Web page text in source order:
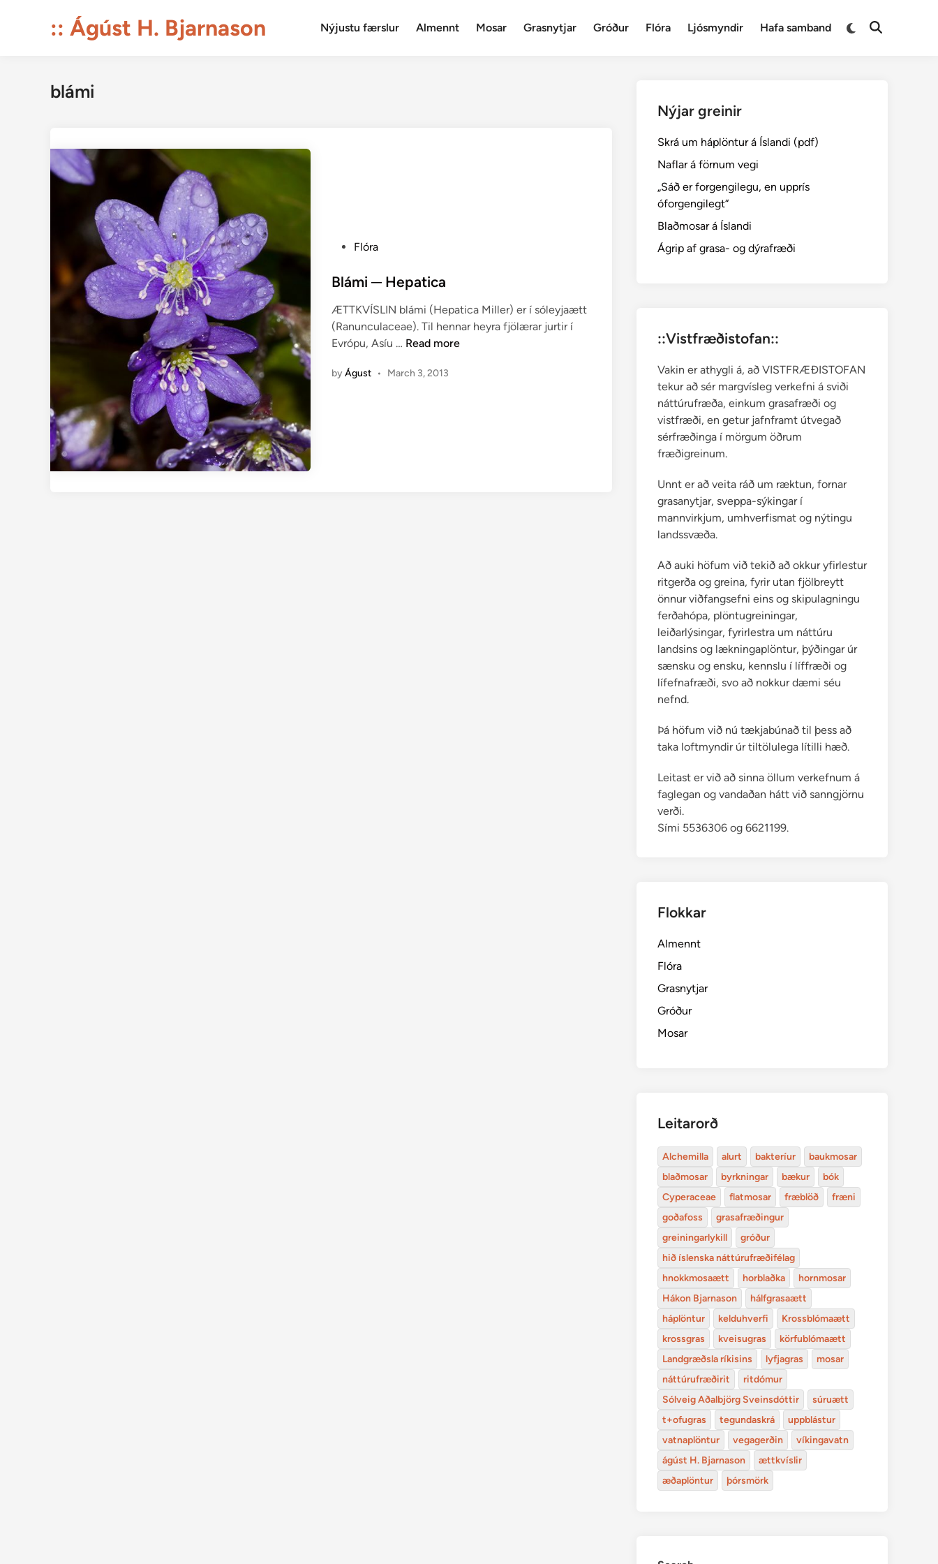
:: Ágúst H. Bjarnason Nýjustu færslur Almennt Mosar Grasnytjar Gróður Flóra Ljósmyndir Hafa samband
Switch
Open
blámi
s
e
d
i
Flóra
Blámi ─ Hepatica
ÆTTKVÍSLIN blámi (Hepatica Miller) er í sóleyjaætt
(Ranunculaceae). Til hennar heyra fjölærar jurtir í
Evrópu, Asíu … B
á
Read more
byÁgust • March 3, 2013
Nýjar greinir
Skrá um háplöntur á Íslandi (pdf)
Naflar á förnum vegi
„Sáð er forgengilegu, en upprís
óforgengilegt“
Blaðmosar á Íslandi
Ágrip af grasa- og dýrafræði
::Vistfræðistofan::
Vakin er athygli á, að VISTFRÆÐISTOFAN
tekur að sér margvísleg verkefni á sviði
náttúrufræða, einkum grasafræði og
vistfræði, en getur jafnframt útvegað
sérfræðinga í mörgum öðrum
fræðigreinum.
Unnt er að veita ráð um ræktun, fornar
grasanytjar, sveppa-sýkingar í
mannvirkjum, umhverfismat og nýtingu
landssvæða.
Að auki höfum við tekið að okkur yfirlestur
ritgerða og greina, fyrir utan fjölbreytt
önnur viðfangsefni eins og skipulagningu
ferðahópa, plöntugreiningar,
leiðarlýsingar, fyrirlestra um náttúru
landsins og lækningaplöntur, þýðingar úr
sænsku og ensku, kennslu í líffræði og
lífefnafræði, svo að nokkur dæmi séu
nefnd.
Þá höfum við nú tækjabúnað til þess að
taka loftmyndir úr tiltölulega lítilli hæð.
Leitast er við að sinna öllum verkefnum á
faglegan og vandaðan hátt við sanngjörnu
verði.
Sími 5536306 og 6621199.
Flokkar
Almennt
Flóra
Grasnytjar
Gróður
Mosar
Leitarorð
Alchemilla alurt bakteríur
baukmosar
blaðmosar
byrkningar bækur
bók
Cyperaceae
flatmosar fræblöð
fræni
goðafoss
grasafræðingur
greiningarlykill
gróður
hið íslenska náttúrufræðifélag
hnokkmosaætt
horblaðka
hornmosar
Hákon Bjarnason
hálfgrasaætt
háplöntur
kelduhverfi
Krossblómaætt
krossgras
kveisugras
körfublómaætt
Landgræðsla ríkisins
lyfjagras
mosar
náttúrufræðirit
ritdómur
Sólveig Aðalbjörg Sveinsdóttir
súruætt
t+ofugras
tegundaskrá
uppblástur
vatnaplöntur
vegagerðin
víkingavatn
ágúst H. Bjarnason
ættkvíslir
æðaplöntur
þórsmörk